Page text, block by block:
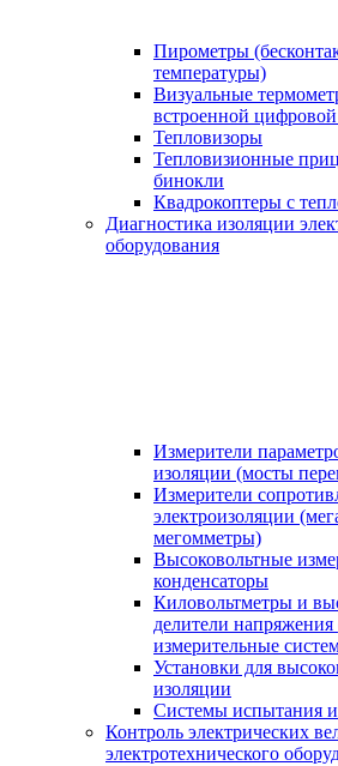
Пирометры
температуры)
Визуальные
встроенной
Тепловизоры
Тепловизионные
бинокли
Квадрокоптеры с
Диагностика изоляции
оборудования
Измерители
изоляции (мосты
Измерители
электроизоляции
мегомметры)
Высоковольтные
конденсаторы
Киловольтметры и
делители
измерительные
Установки для
изоляции
Системы испытания
Контроль электрических
электротехнического